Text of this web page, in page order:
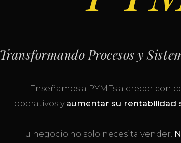
Transformando Procesos y
Enseñamos a PYMEs a crecer con
operativos y aumentar su rentabilidad
Tu negocio no solo necesita vender.